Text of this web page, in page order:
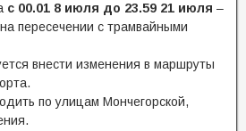
с 00.01 8 июля до 23.59 21 июля –
пересечении с трамвайными
внести изменения в маршруты
по улицам Мончегорской,